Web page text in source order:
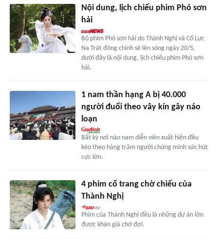
Nội dung, lịch chiếu phim Phó sơn
hải
Bộ phim Phó sơn hải do Thành Nghị và Cổ Lực
Na Trát đóng chính sẽ lên sóng ngày 20/5,
dưới đây là nội dung, lịch chiếu phim Phó sơn
hải.
1 nam thần hạng A bị 40.000
người đuổi theo vây kín gây náo
loạn
Bất kỳ nơi nào nam diễn viên xuất hiện đều
kéo theo hàng trăm người chứng minh sức hút
cực lớn.
4 phim cổ trang chờ chiếu của
Thành Nghị
Phim của Thành Nghị đều là những dự án lớn
được khán giả chờ đợi.